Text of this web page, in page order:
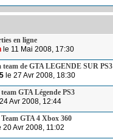
en ligne
le 11 Mai 2008, 17:30
de GTA LEGENDE SUR PS3
le 27 Avr 2008, 18:30
GTA Légende PS3
Avr 2008, 12:44
GTA 4 Xbox 360
20 Avr 2008, 11:02